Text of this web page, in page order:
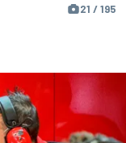
21 / 195